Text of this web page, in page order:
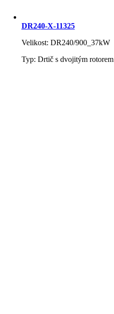
DR240-X-11325
Velikost: DR240/900_37kW
Typ: Drtič s dvojitým rotorem